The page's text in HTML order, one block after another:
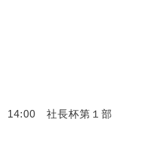
14:00 社長杯第１部